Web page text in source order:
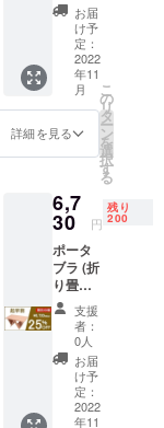
ル) ×1個
本プロ
ジェク
トはAll
Nothing
です。
目標を
達成し
た場合
ターン
をお届
けでき
ます。
応援よ
ろしく
お願い
いたし
ます。
達成し
た場合
の販売
予定価
お届
け予
定：
2022
年11
月
詳細を見る
こ
の
リ
タ
ー
ン
を
選
択
す
る
6,7
30 円
残り
200
ポータ
ブラ (折
り畳み
コルク
マルチ
テーブ
ル) ×1個
本プロ
ジェク
トはAll
支援
者：
0人
お届
け予
定：
2022
年11